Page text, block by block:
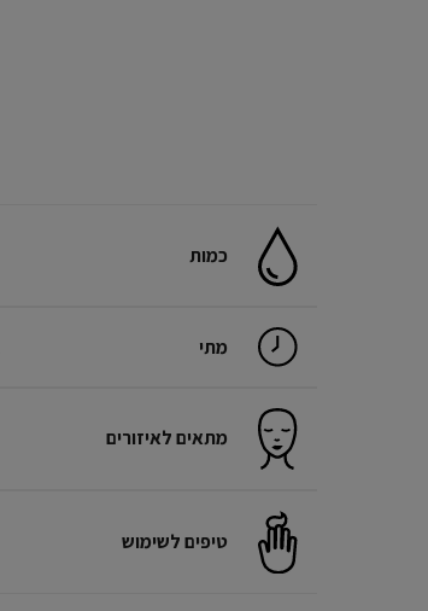
כמות
מתי
מתאים לאיזורים
טיפים לשימוש